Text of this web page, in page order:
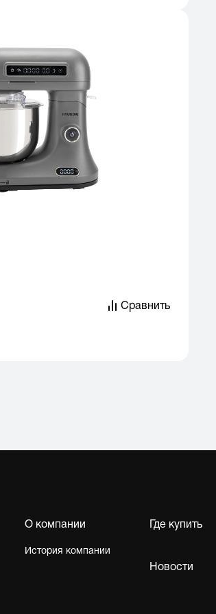
Сравнить
О компании
История компании
Где купить
Новости